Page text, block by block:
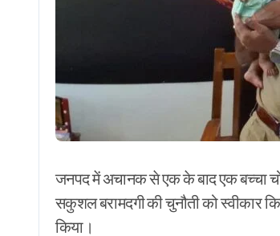
जनपद में अचानक से एक के बाद एक बच्चा
सकुशल बरामदगी की चुनौती को स्वीकार
किया।